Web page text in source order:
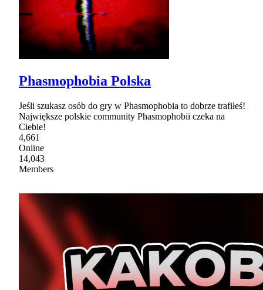
Phasmophobia Polska
Jeśli szukasz osób do gry w Phasmophobia to dobrze trafiłeś!
Największe polskie community Phasmophobii czeka na
Ciebie!
4,661
Online
14,043
Members